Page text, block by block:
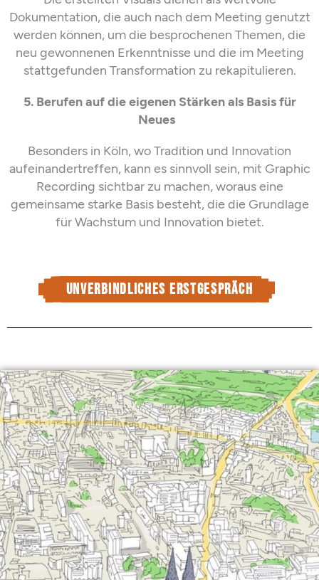
Dokumentation, die auch nach dem Meeting genutzt
werden können, um die besprochenen Themen, die
neu gewonnenen Erkenntnisse und die im Meeting
stattgefunden Transformation zu rekapitulieren.
5. Berufen auf die eigenen Stärken als Basis für
Neues
Besonders in Köln, woTradition und Innovation
aufeinandertreffen, kann es sinnvoll sein, mit Graphic
Recording sichtbar zu machen, woraus eine
gemeinsame starke Basis besteht, die die Grundlage
für Wachstum und Innovation bietet.
Unverbindliches Erstgespräch